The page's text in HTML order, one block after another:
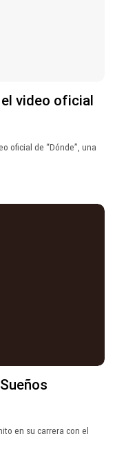
el video oficial
oficial de “Dónde”, una
en su carrera con el